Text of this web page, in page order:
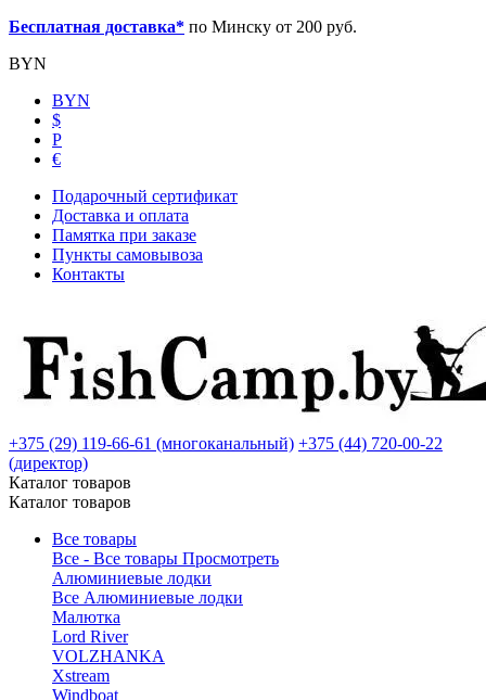
Бесплатная доставка* по Минску от 200 руб.
BYN
BYN
$
Р
€
Подарочный сертификат
Доставка и оплата
Памятка при заказе
Пункты самовывоза
Контакты
+375 (29) 119-66-61 (многоканальный) +375 (44) 720-00-22
(директор)
Каталог товаров
Каталог товаров
Все товары
Все - Все товары Просмотреть
Алюминиевые лодки
Все Алюминиевые лодки
Малютка
Lord River
VOLZHANKA
Xstream
Windboat